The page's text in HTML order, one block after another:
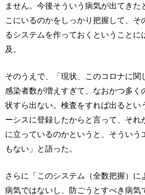
ません。今後そういう病気が出てきた
こにいるのかをしっかり把握して、そ
るシステムを作っておくということに
及。
そのうえで、「現状、このコロナに関
感染者数が増えすぎて、なおかつ多く
状すら出ない。検査をすれば出るとい
ーシスに登録したからと言って、それ
に立っているのかというと、そういう
もない」と語った。
さらに「このシステム（全数把握）に
病気ではないし、防ごうとすべき病気